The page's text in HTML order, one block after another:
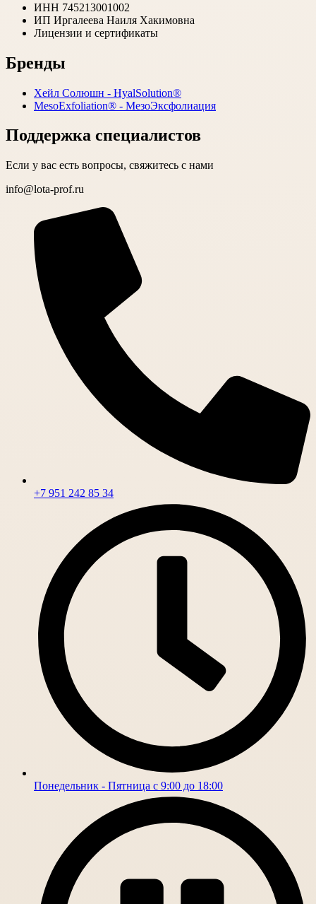
ИНН 745213001002
ИП Иргалеева Наиля Хакимовна
Лицензии и сертификаты
Бренды
Хейл Солюшн - HyalSolution®
MesoExfoliation® - МезоЭксфолиация
Поддержка специалистов
Если у вас есть вопросы, свяжитесь с нами
info@lota-prof.ru
+7 951 242 85 34
Понедельник - Пятница с 9:00 до 18:00